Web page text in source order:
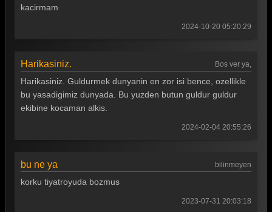
Güldür güldür 223. Bölüm
Güldür güldür 222. Bölüm
Güldür güldür 221. Bölüm
Güldür güldür 218. Bölüm
kacirmam
2024-10-20 05:20:29
Harikasiniz. Bos ver ya,
Harikasiniz. Guldurmek dunyanin en zor isi bence, ozellikle
bu yasadigimiz dunyada. Bu yuzden butun guldur guldur
ekibine kocaman alkis.
2024-02-04 20:55:26
bu ne ya bilinmeyen
korku tiyatroyuda bozmus
2023-07-31 20:03:18